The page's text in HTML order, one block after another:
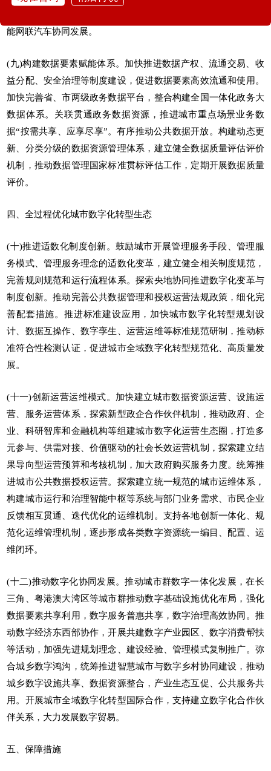
能网联汽车协同发展。
(九)构建数据要素赋能体系。加快推进数据产权、流通交易、收
益分配、安全治理等制度建设，促进数据要素高效流通和使用。
加快完善省、市两级政务数据平台，整合构建全国一体化政务大
数据体系。关联贯通政务数据资源，推进城市重点场景业务数
据“按需共享、应享尽享”。有序推动公共数据开放。构建动态更
新、分类分级的数据资源管理体系，建立健全数据质量评估评价
机制，推动数据管理国家标准贯标评估工作，定期开展数据质量
评价。
四、全过程优化城市数字化转型生态
(十)推进适数化制度创新。鼓励城市开展管理服务手段、管理服
务模式、管理服务理念的适数化变革，建立健全相关制度规范，
完善规则规范和运行流程体系。探索央地协同推进数字化变革与
制度创新。推动完善公共数据管理和授权运营法规政策，细化完
善配套措施。推进标准建设应用，加快城市数字化转型规划设
计、数据互操作、数字孪生、运营运维等标准规范研制，推动标
准符合性检测认证，促进城市全域数字化转型规范化、高质量发
展。
(十一)创新运营运维模式。加快建立城市数据资源运营、设施运
营、服务运营体系，探索新型政企合作伙伴机制，推动政府、企
业、科研智库和金融机构等组建城市数字化运营生态圈，打造多
元参与、供需对接、价值驱动的社会长效运营机制，探索建立结
果导向型运营预算和考核机制，加大政府购买服务力度。统筹推
进城市公共数据授权运营。探索建立统一规范的城市运维体系，
构建城市运行和治理智能中枢等系统与部门业务需求、市民企业
反馈相互贯通、迭代优化的运维机制。支持各地创新一体化、规
范化运维管理机制，逐步形成各类数字资源统一编目、配置、运
维闭环。
(十二)推动数字化协同发展。推动城市群数字一体化发展，在长
三角、粤港澳大湾区等城市群推动数字基础设施优化布局，强化
数据要素共享利用，数字服务普惠共享，数字治理高效协同。推
动数字经济东西部协作，开展共建数字产业园区、数字消费帮扶
等活动，加强先进规划理念、建设经验、管理模式复制推广。弥
合城乡数字鸿沟，统筹推进智慧城市与数字乡村协同建设，推动
城乡数字设施共享、数据资源整合，产业生态互促、公共服务共
用。开展城市全域数字化转型国际合作，支持建立数字化合作伙
伴关系，大力发展数字贸易。
五、保障措施